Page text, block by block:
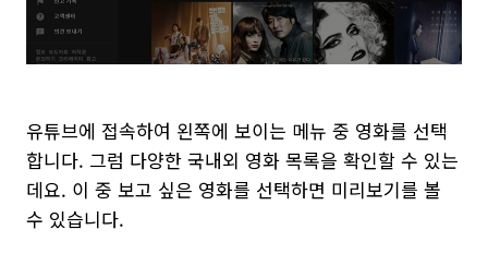
유튜브에 접속하여 왼쪽에 보이는 메뉴 중 영화를 선택
합니다. 그럼 다양한 국내외 영화 목록을 확인할 수 있는
데요. 이 중 보고 싶은 영화를 선택하면 미리보기를 볼
수 있습니다.